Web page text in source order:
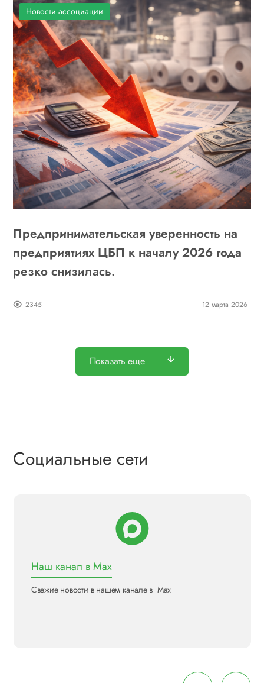
Новости ассоциации
Предпринимательская уверенность на
предприятиях ЦБП к началу 2026 года
резко снизилась.
2345 12 марта 2026
Показать еще
Социальные сети
Наш канал в Max
Свежие новости в нашем канале в Max